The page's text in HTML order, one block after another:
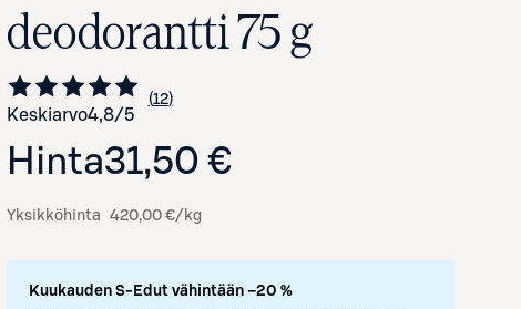
deodorantti 75 g
Keskiarvo4,8/5 Siirry arvioihin
12
kappaletta
Hinta31,50 €
Yksikköhinta 420,00 €/kg
Kuukauden S-Edut vähintään –20 %